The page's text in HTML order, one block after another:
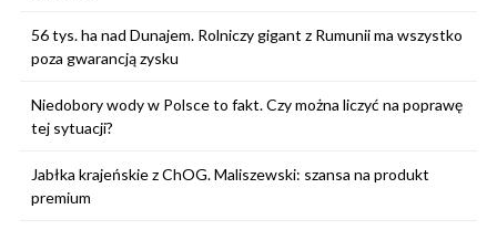
56 tys. ha nad Dunajem. Rolniczy gigant z Rumunii ma wszystko
poza gwarancją zysku
Niedobory wody w Polsce to fakt. Czy można liczyć na poprawę
tej sytuacji?
Jabłka krajeńskie z ChOG. Maliszewski: szansa na produkt
premium